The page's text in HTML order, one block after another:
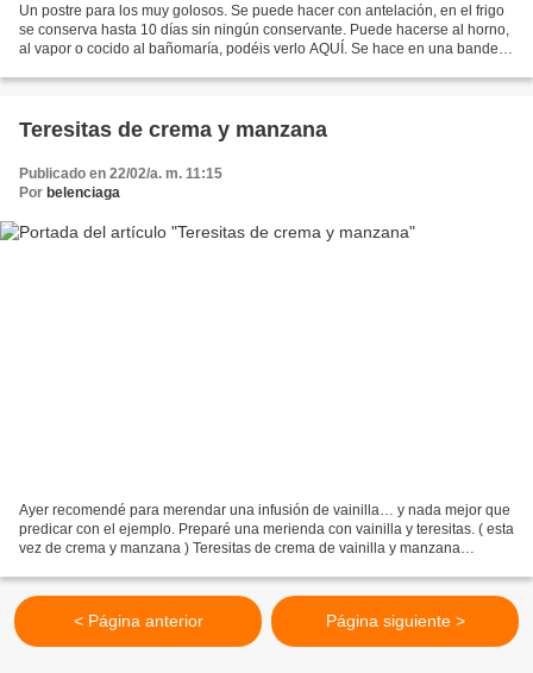
Un postre para los muy golosos. Se puede hacer con antelación, en el frigo
se conserva hasta 10 días sin ningún conservante. Puede hacerse al horno,
al vapor o cocido al bañomaría, podéis verlo AQUÍ. Se hace en una bandeja
Teresitas de crema y manzana
Publicado en 22/02/a. m. 11:15
Por belenciaga
Ayer recomendé para merendar una infusión de vainilla… y nada mejor que
predicar con el ejemplo. Preparé una merienda con vainilla y teresitas. ( esta
vez de crema y manzana ) Teresitas de crema de vainilla y manzana
< Página anterior Página siguiente >